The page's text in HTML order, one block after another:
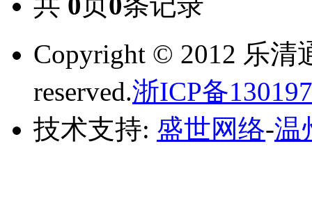
Copyright © 2012 乐清
reserved.浙ICP备
技术支持: 盛世网络-温